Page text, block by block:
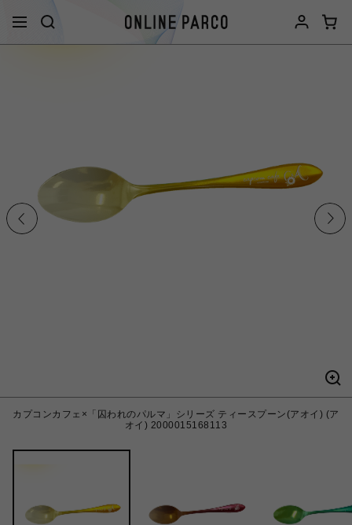
カプコンカフェ×「囚われのパルマ」シリーズ ティースプーン(アオイ) (ア
オイ) 2000015168113